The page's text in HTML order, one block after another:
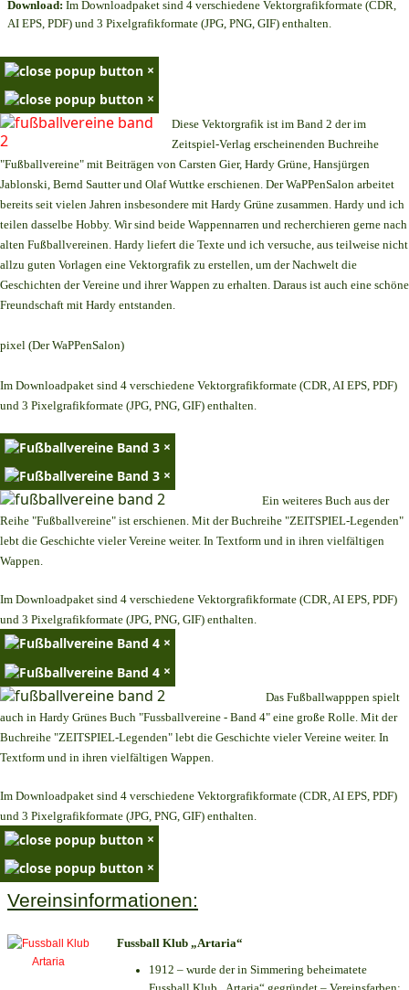
Download: Im Downloadpaket sind 4 verschiedene Vektorgrafikformate (CDR,
AI EPS, PDF) und 3 Pixelgrafikformate (JPG, PNG, GIF) enthalten.
×
×
Diese Vektorgrafik ist im Band 2 der im
Zeitspiel-Verlag erscheinenden Buchreihe
"Fußballvereine" mit Beiträgen von Carsten Gier, Hardy Grüne, Hansjürgen
Jablonski, Bernd Sautter und Olaf Wuttke erschienen. Der WaPPenSalon arbeitet
bereits seit vielen Jahren insbesondere mit Hardy Grüne zusammen. Hardy und ich
teilen dasselbe Hobby. Wir sind beide Wappennarren und recherchieren gerne nach
alten Fußballvereinen. Hardy liefert die Texte und ich versuche, aus teilweise nicht
allzu guten Vorlagen eine Vektorgrafik zu erstellen, um der Nachwelt die
Geschichten der Vereine und ihrer Wappen zu erhalten. Daraus ist auch eine schöne
Freundschaft mit Hardy entstanden.
pixel (Der WaPPenSalon)
Im Downloadpaket sind 4 verschiedene Vektorgrafikformate (CDR, AI EPS, PDF)
und 3 Pixelgrafikformate (JPG, PNG, GIF) enthalten.
×
×
Ein weiteres Buch aus der
Reihe "Fußballvereine" ist erschienen. Mit der Buchreihe "ZEITSPIEL-Legenden"
lebt die Geschichte vieler Vereine weiter. In Textform und in ihren vielfältigen
Wappen.
Im Downloadpaket sind 4 verschiedene Vektorgrafikformate (CDR, AI EPS, PDF)
und 3 Pixelgrafikformate (JPG, PNG, GIF) enthalten.
×
×
Das Fußballwapppen spielt
auch in Hardy Grünes Buch "Fussballvereine - Band 4" eine große Rolle. Mit der
Buchreihe "ZEITSPIEL-Legenden" lebt die Geschichte vieler Vereine weiter. In
Textform und in ihren vielfältigen Wappen.
Im Downloadpaket sind 4 verschiedene Vektorgrafikformate (CDR, AI EPS, PDF)
und 3 Pixelgrafikformate (JPG, PNG, GIF) enthalten.
×
×
Vereinsinformationen:
Fussball Klub „Artaria“
1912 – wurde der in Simmering beheimatete